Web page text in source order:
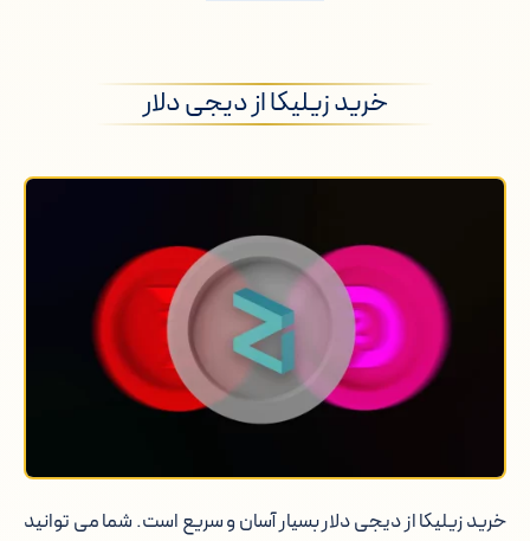
خرید زیلیکا از دیجی دلار
خرید زیلیکا از دیجی دلار بسیار آسان و سریع است. شما می توانید